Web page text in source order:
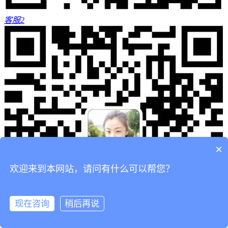
客服2
×
欢迎来到本网站，请问有什么可以帮您？
现在咨询 稍后再说